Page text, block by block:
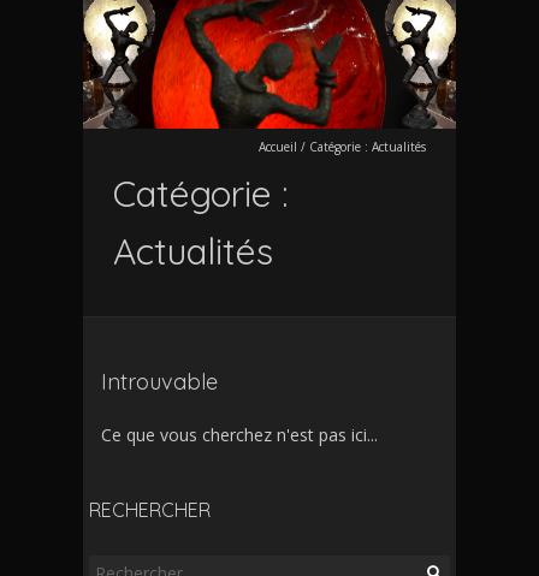
Accueil / Catégorie : Actualités
Catégorie :
Actualités
Introuvable
Ce que vous cherchez n'est pas ici...
RECHERCHER
Rechercher :